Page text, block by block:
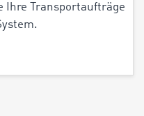
Ihre Transportaufträge